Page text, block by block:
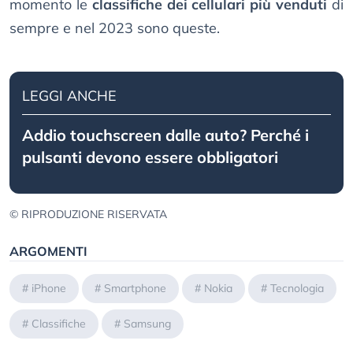
momento le classifiche dei cellulari più venduti di
sempre e nel 2023 sono queste.
LEGGI ANCHE
Addio touchscreen dalle auto? Perché i
pulsanti devono essere obbligatori
© RIPRODUZIONE RISERVATA
ARGOMENTI
# iPhone # Smartphone # Nokia # Tecnologia
# Classifiche # Samsung